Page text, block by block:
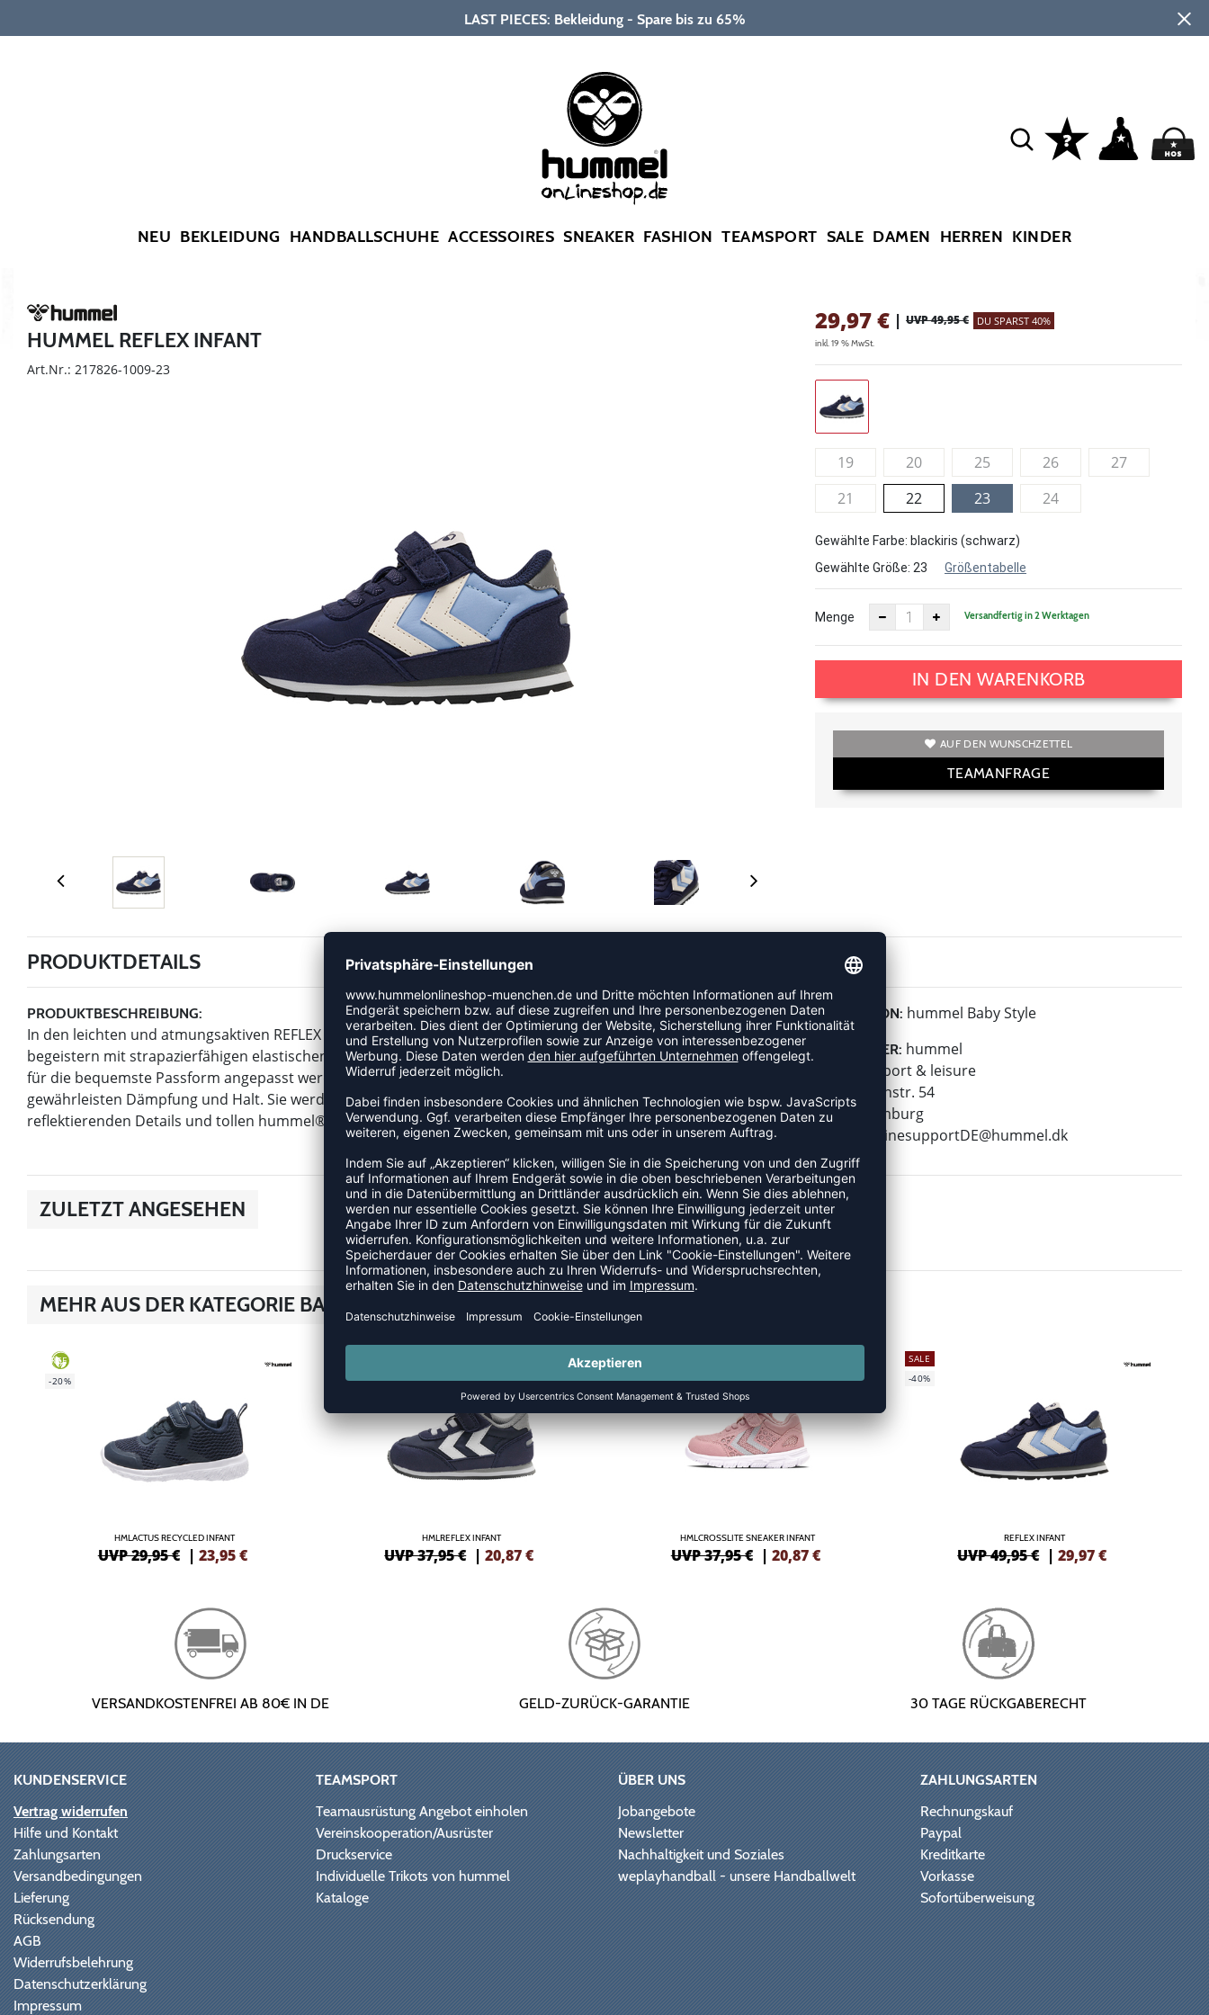
LAST PIECES: Bekleidung - Spare bis zu 65%
NEU BEKLEIDUNG HANDBALLSCHUHE ACCESSOIRES SNEAKER FASHION TEAMSPORT SALE DAMEN HERREN KINDER
HUMMEL REFLEX INFANT
Art.Nr.: 217826-1009-23
29,97€ | UVP 49,95 € DU SPARST 40%
inkl. 19 % MwSt.
19 20 25 26
27
21
22 23 24
Gewählte Farbe: blackiris (schwarz)
Gewählte Größe: 23 Größentabelle
Menge Versandfertig in 2 Werktagen
IN DEN WARENKORB
AUF DEN WUNSCHZETTEL
TEAMANFRAGE
PRODUKTDETAILS
PRODUKTBESCHREIBUNG:
In den leichten und atmungsaktiven REFLEX INFANT können die Kleinen den ganzen Tag spielen. Die Sneaker
begeistern mit strapazierfähigen elastischen Schnürsenkeln und einem kürzbaren Klettverschluss, sodass sie
für die bequemste Passform angepasst werden können. Die EVA-Zwischensohle und die TRP-Laufsohle
gewährleisten Dämpfung und Halt. Sie werden es lieben, in diesen vom Laufsport inspirierten Turnschuhen mit
reflektierenden Details und tollen hummel® Winkeln herumzuflitzen.
KOLLEKTION: hummel Baby Style
HERSTELLER: hummel
hummel sport & leisure
Leverkusenstr. 54
22761 Hamburg
onlinesupportDE@hummel.dk
ZULETZT ANGESEHEN
MEHR AUS DER KATEGORIE BABY
GREEN
-20%
HMLACTUS RECYCLED INFANT
UVP 29,95 € | 23,95€
-45%
HMLREFLEX INFANT
UVP 37,95 € |20,87€
SALE
-45%
HMLCROSSLITE SNEAKER INFANT
UVP 37,95 € | 20,87€
SALE
-40%
REFLEX INFANT
UVP 49,95 € |29,97€
VERSANDKOSTENFREI AB 80€ IN DE GELD-ZURÜCK-GARANTIE 30 TAGE RÜCKGABERECHT
KUNDENSERVICE
Vertrag widerrufen
Hilfe und Kontakt
Zahlungsarten
Versandbedingungen
Lieferung
Rücksendung
AGB
Widerrufsbelehrung
Datenschutzerklärung
Impressum
TEAMSPORT
Teamausrüstung Angebot einholen
Vereinskooperation/Ausrüster
Druckservice
Individuelle Trikots von hummel
Kataloge
ÜBER UNS
Jobangebote
Newsletter
Nachhaltigkeit und Soziales
weplayhandball - unsere Handballwelt
ZAHLUNGSARTEN
Rechnungskauf
Paypal
Kreditkarte
Vorkasse
Sofortüberweisung